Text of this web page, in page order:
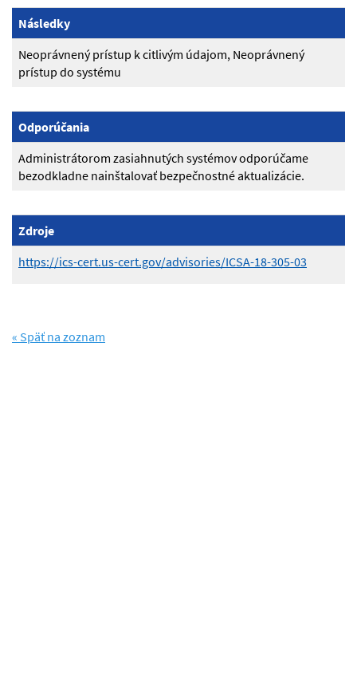
Následky
Neoprávnený prístup k citlivým údajom, Neoprávnený
prístup do systému
Odporúčania
Administrátorom zasiahnutých systémov odporúčame
bezodkladne nainštalovať bezpečnostné aktualizácie.
Zdroje
https://ics-cert.us-cert.gov/advisories/ICSA-18-305-03
« Späť na zoznam